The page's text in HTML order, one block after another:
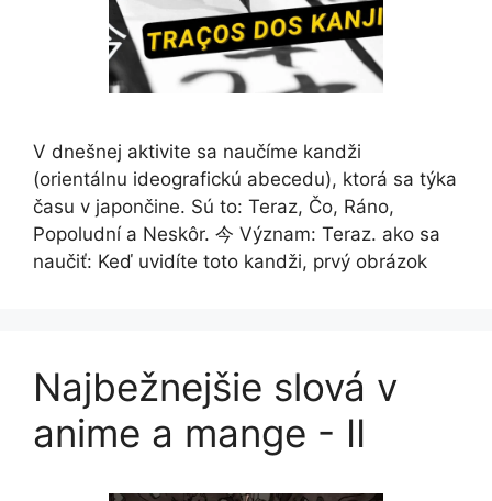
V dnešnej aktivite sa naučíme kandži
(orientálnu ideografickú abecedu), ktorá sa týka
času v japončine. Sú to: Teraz, Čo, Ráno,
Popoludní a Neskôr. 今 Význam: Teraz. ako sa
naučiť: Keď uvidíte toto kandži, prvý obrázok
Najbežnejšie slová v
anime a mange - II